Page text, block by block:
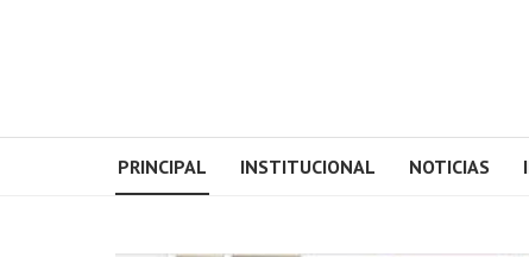
PRINCIPAL INSTITUCIONAL NOTICIAS